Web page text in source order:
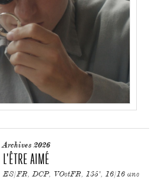
Archives 2026
L'ÊTRE AIMÉ
ES/FR, DCP, VOstFR, 135', 16/16 ans